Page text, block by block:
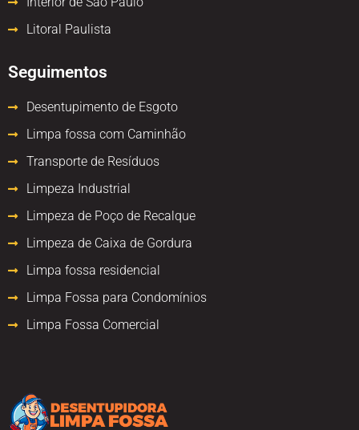
Litoral Paulista
Seguimentos
Desentupimento de Esgoto
Limpa fossa com Caminhão
Transporte de Resíduos
Limpeza Industrial
Limpeza de Poço de Recalque
Limpeza de Caixa de Gordura
Limpa fossa residencial
Limpa Fossa para Condomínios
Limpa Fossa Comercial